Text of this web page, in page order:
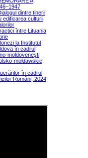
dintre tinerii
edificarea culturii
între Lituania
la Institutul
în cadrul
moldoveneşti
mołdawskie
în cadrul
Români, 2024